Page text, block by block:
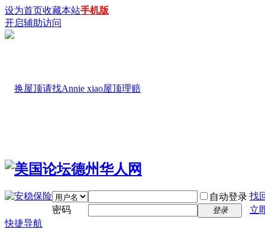
设为首页收藏本站手机版
开启辅助访问
自动登录 找
密码
登录
立
快捷导航